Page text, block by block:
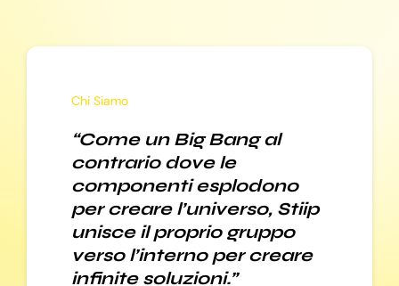
Chi Siamo
“Come un Big Bang al
contrario dove le
componenti esplodono
per creare l’universo, Stiip
unisce il proprio gruppo
verso l’interno per creare
infinite soluzioni.”